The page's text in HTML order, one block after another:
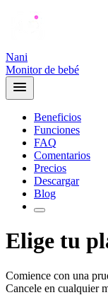
Nani
Monitor de bebé
Beneficios
Funciones
FAQ
Comentarios
Precios
Descargar
Blog
Elige tu
Comience con una
Cancele en cualquier